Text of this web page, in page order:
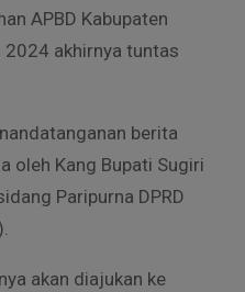
APBD Kabupaten
akhirnya tuntas
berita
oleh Kang Bupati Sugiri
Paripurna DPRD
akan diajukan ke